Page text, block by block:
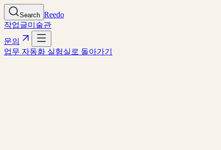
Search Reedo
작업글미술관
문의
업무 자동화 실험실로 돌아가기